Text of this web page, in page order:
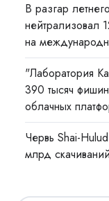
В разгар
нейтрализовал
на
"Лаборатория
390 тысяч
облачных
Червь Shai-
млрд скачиваний